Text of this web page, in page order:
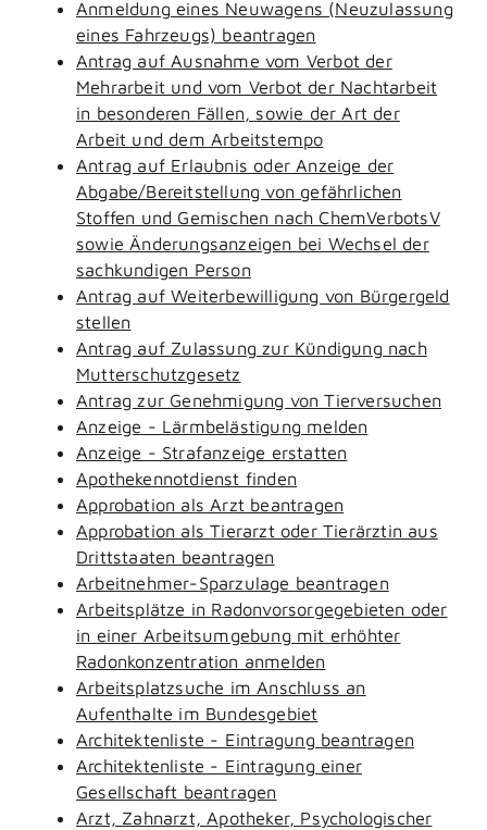
Anmeldung eines Neuwagens (Neuzulassung
eines Fahrzeugs) beantragen
Antrag auf Ausnahme vom Verbot der
Mehrarbeit und vom Verbot der Nachtarbeit
in besonderen Fällen, sowie der Art der
Arbeit und dem Arbeitstempo
Antrag auf Erlaubnis oder Anzeige der
Abgabe/Bereitstellung von gefährlichen
Stoffen und Gemischen nach ChemVerbotsV
sowie Änderungsanzeigen bei Wechsel der
sachkundigen Person
Antrag auf Weiterbewilligung von Bürgergeld
stellen
Antrag auf Zulassung zur Kündigung nach
Mutterschutzgesetz
Antrag zur Genehmigung von Tierversuchen
Anzeige - Lärmbelästigung melden
Anzeige - Strafanzeige erstatten
Apothekennotdienst finden
Approbation als Arzt beantragen
Approbation als Tierarzt oder Tierärztin aus
Drittstaaten beantragen
Arbeitnehmer-Sparzulage beantragen
Arbeitsplätze in Radonvorsorgegebieten oder
in einer Arbeitsumgebung mit erhöhter
Radonkonzentration anmelden
Arbeitsplatzsuche im Anschluss an
Aufenthalte im Bundesgebiet
Architektenliste - Eintragung beantragen
Architektenliste - Eintragung einer
Gesellschaft beantragen
Arzt, Zahnarzt, Apotheker, Psychologischer